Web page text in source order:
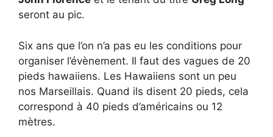
seront au pic.
Six ans que l’on n’a pas eu les conditions pour
organiser l’évènement. Il faut des vagues de 20
pieds hawaiiens. Les Hawaiiens sont un peu
nos Marseillais. Quand ils disent 20 pieds, cela
correspond à 40 pieds d’américains ou 12
mètres.